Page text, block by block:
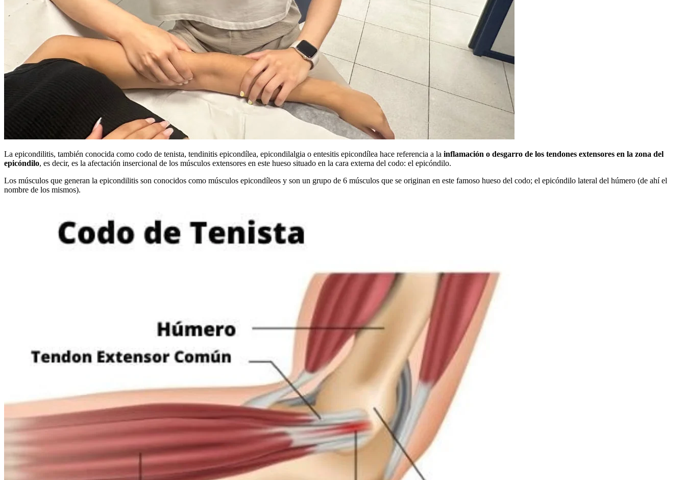
La epicondilitis, también conocida como codo de tenista, tendinitis epicondílea, epicondilalgia o entesitis epicondílea hace referencia a la inflamación o desgarro de los tendones extensores en la zona del
epicóndilo, es decir, es la afectación insercional de los músculos extensores en este hueso situado en la cara externa del codo: el epicóndilo.
Los músculos que generan la epicondilitis son conocidos como músculos epicondíleos y son un grupo de 6 músculos que se originan en este famoso hueso del codo; el epicóndilo lateral del húmero (de ahí el
nombre de los mismos).